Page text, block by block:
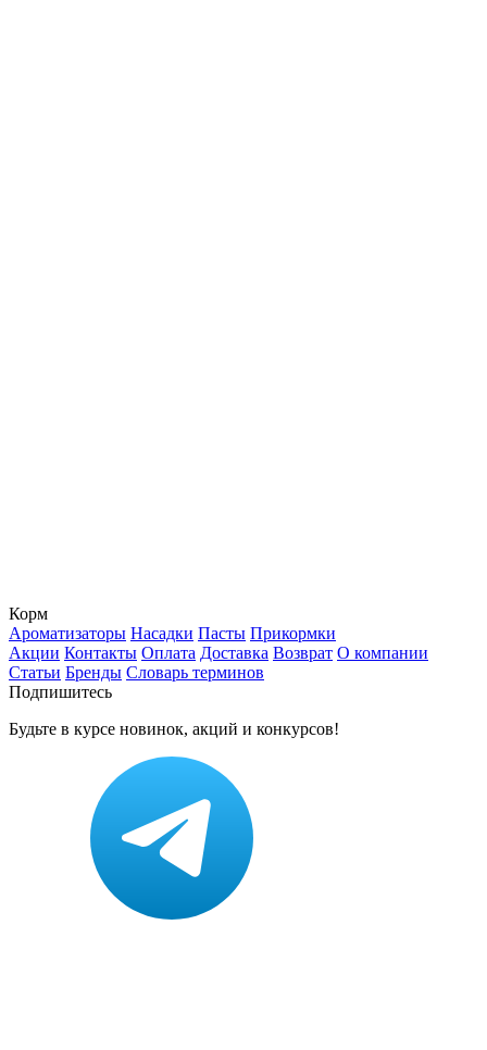
Корм
Ароматизаторы Насадки Пасты Прикормки
Акции Контакты Оплата Доставка Возврат О компании
Статьи Бренды Словарь терминов
Подпишитесь
Будьте в курсе новинок, акций и конкурсов!